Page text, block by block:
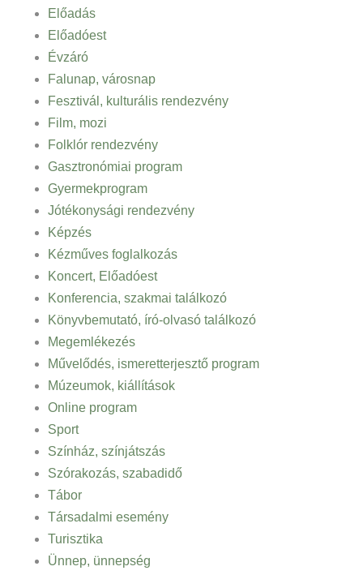
Előadás
Előadóest
Évzáró
Falunap, városnap
Fesztivál, kulturális rendezvény
Film, mozi
Folklór rendezvény
Gasztronómiai program
Gyermekprogram
Jótékonysági rendezvény
Képzés
Kézműves foglalkozás
Koncert, Előadóest
Konferencia, szakmai találkozó
Könyvbemutató, író-olvasó találkozó
Megemlékezés
Művelődés, ismeretterjesztő program
Múzeumok, kiállítások
Online program
Sport
Színház, színjátszás
Szórakozás, szabadidő
Tábor
Társadalmi esemény
Turisztika
Ünnep, ünnepség